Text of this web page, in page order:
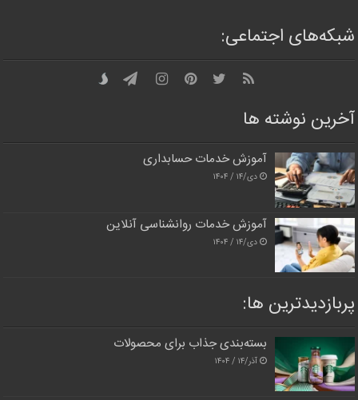
شبکه‌های اجتماعی:
آخرین نوشته ها
آموزش خدمات حسابداری
دی/۱۴ / ۱۴۰۴
آموزش خدمات روانشناسی آنلاین
دی/۱۴ / ۱۴۰۴
پربازدیدترین‌ ها:
بسته‌بندی جذاب برای محصولات
آذر/۱۴ / ۱۴۰۴